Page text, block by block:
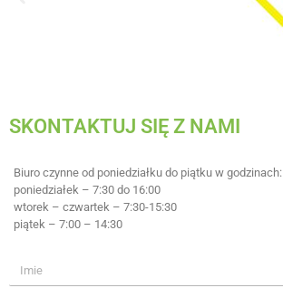
SKONTAKTUJ SIĘ Z NAMI
Biuro czynne od poniedziałku do piątku w godzinach:
poniedziałek – 7:30 do 16:00
wtorek – czwartek – 7:30-15:30
piątek – 7:00 – 14:30